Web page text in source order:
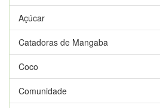
Açúcar
Catadoras de Mangaba
Coco
Comunidade